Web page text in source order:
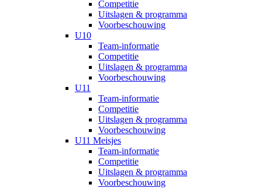
Competitie
Uitslagen & programma
Voorbeschouwing
U10
Team-informatie
Competitie
Uitslagen & programma
Voorbeschouwing
U11
Team-informatie
Competitie
Uitslagen & programma
Voorbeschouwing
U11 Meisjes
Team-informatie
Competitie
Uitslagen & programma
Voorbeschouwing